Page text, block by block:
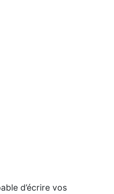
d’écrire vos